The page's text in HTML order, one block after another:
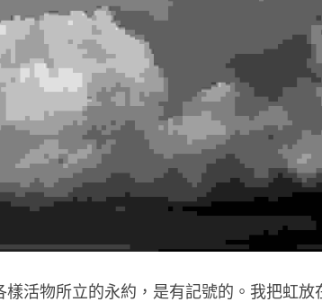
們這裡的各樣活物所立的永約，是有記號